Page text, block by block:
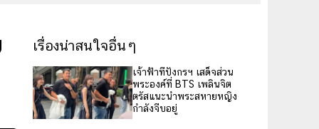
เรื่องน่าสนใจอื่นๆ
เจ้าฟ้าทีปังกรฯ เสด็จส่วน
พระองค์ที่ BTS เพลินจิต
ตรัสแนะนำพระสหายหญิง
กำลังจีบอยู่